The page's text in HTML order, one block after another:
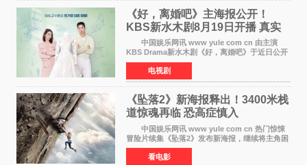
《好，离婚吧》主海报公开！
KBS新水木剧8月19日开播 真实
离婚体验记来袭
中国娱乐网讯 www yule com cn 由主演
KBS Drama新水木剧《好，离婚吧》于近日公开
主海报，正式进入开播倒计时。 海报中，男
女主角背对背站立，各自望向不同方向，中央的
空白与冷漠的表情
电视剧
《坠落2》新海报释出！3400米栈
道惊魂再临 恐高症慎入
中国娱乐网讯 www yule com cn 热门惊悚
冒险片续集《坠落2》发布新海报，继续将主角困
于绝境高处——这一次，是摇摇欲坠的徒步栈
道。该片将于今年9月2日北美上映，恐高症患者
看电影